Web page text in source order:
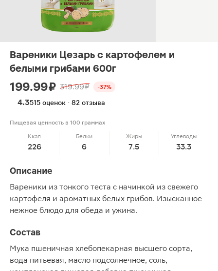
Вареники Цезарь с картофелем и
белыми грибами 600г
199.99 ₽ 319.99 ₽ -37%
4.3515 оценок · 82 отзыва
Пищевая ценность в 100 граммах
Ккал
226
Белки
6
Жиры
7.5
Углеводы
33.3
Описание
Вареники из тонкого теста с начинкой из свежего
картофеля и ароматных белых грибов. Изысканное
нежное блюдо для обеда и ужина.
Состав
Мука пшеничная хлебопекарная высшего сорта,
вода питьевая, масло подсолнечное, соль,